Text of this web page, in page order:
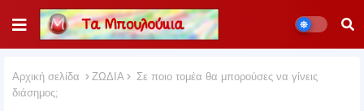
Αρχική σελίδα ΖΩΔΙΑ
Σε ποιο τομέα θα μπορούσες να γίνεις
διάσημος;